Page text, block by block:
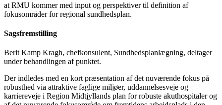
at RMU kommer med input og perspektiver til definition af
fokusområder for regional sundhedsplan.
Sagsfremstilling
Berit Kamp Kragh, chefkonsulent, Sundhedsplanlægning, deltager
under behandlingen af punktet.
Der indledes med en kort præsentation af det nuværende fokus på
robusthed via attraktive faglige miljøer, uddannelsesveje og
karriereveje i Region Midtjyllands plan for robuste akuthospitaler og